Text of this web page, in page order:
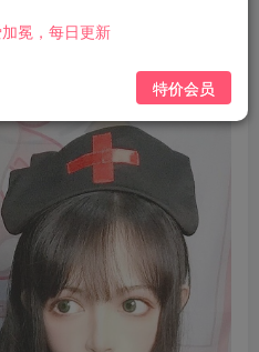
购买冕，每日更新
特价会员